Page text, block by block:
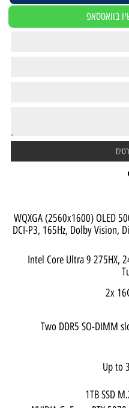
בוואטסאפ
15.1" WQXGA (2560x1600)
DCI-P3, 165Hz, Dolby Vision,
Intel Core Ultra 9 275HX,
2x
Two DDR5 SO-DIMM
Up to
1TB SSD